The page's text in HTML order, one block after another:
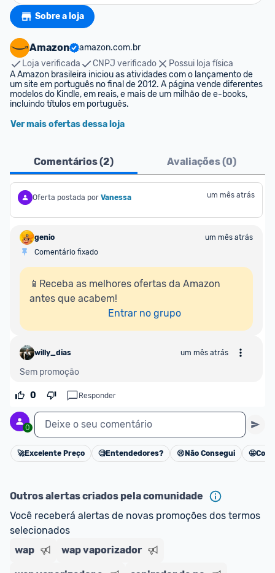
Sobre a loja
Amazon
amazon.com.br
Loja verificada
CNPJ verificado
Possui loja física
A Amazon brasileira iniciou as atividades com o lançamento de
um site em português no final de 2012. A página vende diferentes
modelos do Kindle, em reais, e mais de um milhão de e-books,
incluindo títulos em português.
Ver mais ofertas dessa loja
Comentários (2) Avaliações (0)
Oferta postada por Vanessa um mês atrás
genio
um mês atrás
Comentário fixado
📱Receba as melhores ofertas da Amazon
antes que acabem!
Entrar no grupo
willy_dias um mês atrás
Sem promoção
0 Responder
0 Deixe o seu comentário
Cancelar
🚀Excelente Preço 🧐Entendedores? 😢 Não Consegui 🤩
Outros alertas criados pela comunidade
Você receberá alertas de novas promoções dos termos
selecionados
wap
wap vaporizador